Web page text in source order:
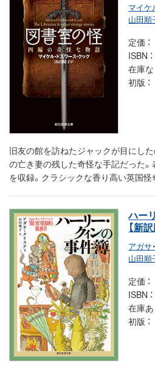
マイケ
山田順
定価
ISBN
在庫な
初版
旧友の館を訪ねたジャックが目にし
の亡き妻の残した奇怪な手記だった。
を収録。クラシックな香り高い英国怪
ハー
【新訳
アガサ
山田順
定価
ISBN
在庫あ
初版